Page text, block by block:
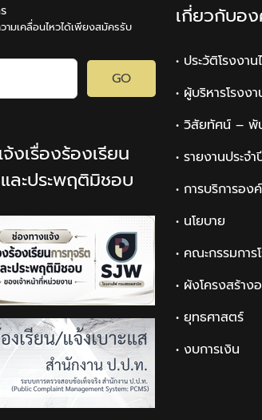
พระชนมพรรษา
3
มิถุนายน
2563
ามเคลื่อนไหวได้เพียงสมัครรับ
GO
งเรื่องร้องเรียน
ละประพฤติมิชอบ
เกี่ยวกับอ
• ประวัติโรงงาน
• ผู้บริหารโรงง
• วิสัยทัศน์ – พั
• รายงานประจำ
• การบริการอง
• นโยบาย
• คณะกรรมการ
• ผังโครงสร้าง
• ยุทธศาสตร์
• งบการเงิน